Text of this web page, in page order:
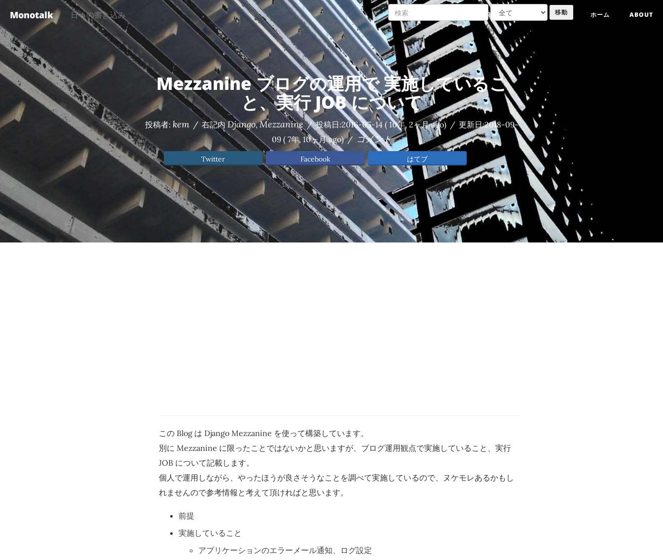
Monotalk 日々の書き込み ホーム ABOUT
Mezzanine ブログの運用で 実施しているこ
と、実行 JOB について
投稿者: kem / 右記内Django,Mezzanine / 投稿日:2016-05-14( 10年, 2ヶ月 ago) / 更新日:2018-09-
09( 7年, 10ヶ月 ago) / コメント
Twitter Facebook はてブ
この Blog は Django Mezzanine を使って構築しています。
別に Mezzanine に限ったことではないかと思いますが、ブログ運用観点で実施していること、実行
JOB について記載します。
個人で運用しながら、やったほうが良さそうなことを調べて実施しているので、ヌケモレあるかもし
れませんので参考情報と考えて頂ければと思います。
前提
実施していること
アプリケーションのエラーメール通知、ログ設定